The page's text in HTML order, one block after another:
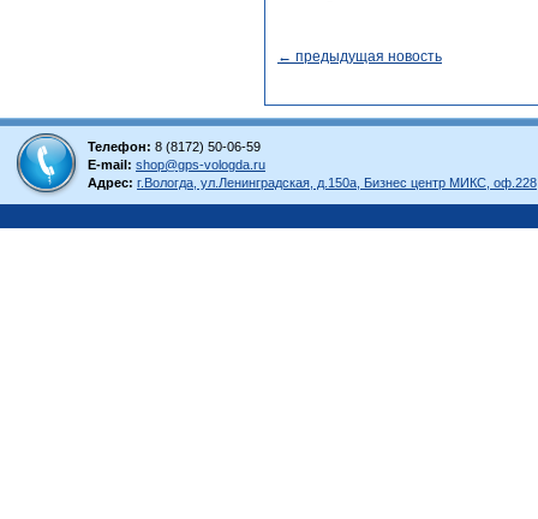
← предыдущая новость
Телефон: 8 (8172) 50-06-59
E-mail: shop@gps-vologda.ru
Адрес: г.Вологда, ул.Ленинградская, д.150а, Бизнес центр МИКС, оф.228